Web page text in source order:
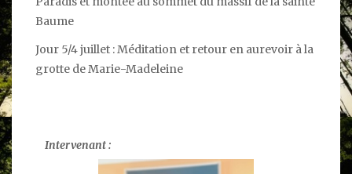
Baume
Jour 5/4 juillet : Méditation et retour en aurevoir à la
grotte de Marie-Madeleine
Intervenant :